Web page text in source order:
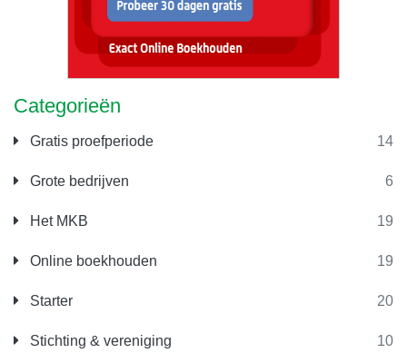
Categorieën
Gratis proefperiode 14
Grote bedrijven 6
Het MKB 19
Online boekhouden 19
Starter 20
Stichting & vereniging 10